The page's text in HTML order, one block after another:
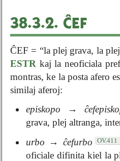
38.3.2. ĈEF
ĈEF = “la plej grava, la
ESTR kaj la neoficiala
montras, ke la posta afero
similaj aferoj:
episkopo
→
grava, plej altranga,
urbo → ĉefurbo OV.411
oficiale difinita kiel la